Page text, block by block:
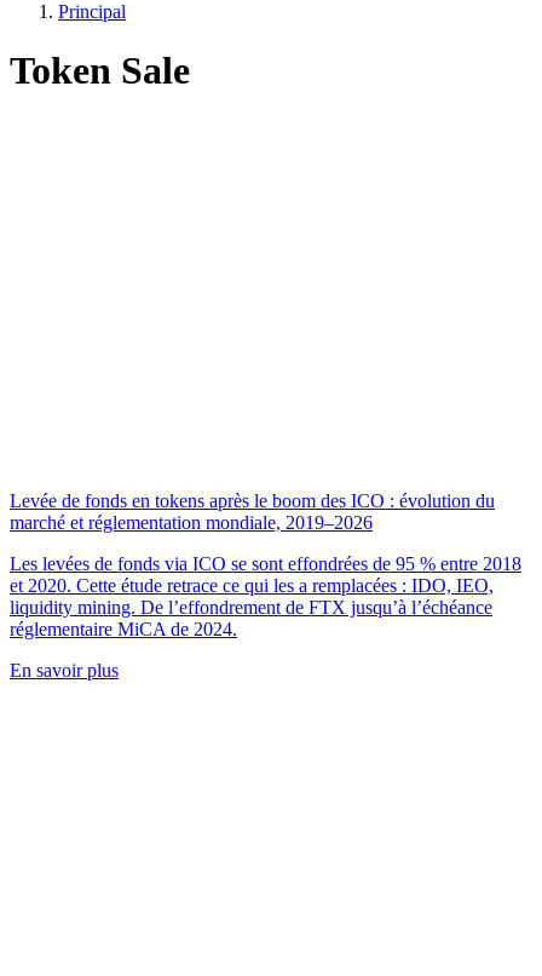
Principal
Token Sale
Levée de fonds en tokens après le boom des ICO : évolution du
marché et réglementation mondiale, 2019–2026
Les levées de fonds via ICO se sont effondrées de 95 % entre 2018
et 2020. Cette étude retrace ce qui les a remplacées : IDO, IEO,
liquidity mining. De l’effondrement de FTX jusqu’à l’échéance
réglementaire MiCA de 2024.
En savoir plus